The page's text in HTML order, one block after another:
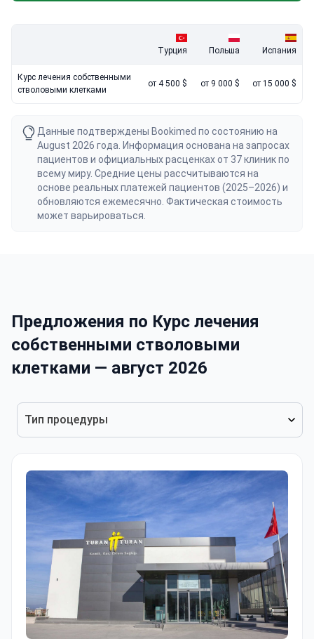
Турция Польша Испания
Курс лечения собственными
стволовыми клетками
от 4 500 $ от 9 000 $ от 15 000 $
Данные подтверждены Bookimed по состоянию на
August 2026 года. Информация основана на запросах
пациентов и официальных расценках от 37 клиник по
всему миру. Средние цены рассчитываются на
основе реальных платежей пациентов (2025–2026) и
обновляются ежемесячно. Фактическая стоимость
может варьироваться.
Предложения по Курс лечения
собственными стволовыми
клетками — август 2026
Тип процедуры